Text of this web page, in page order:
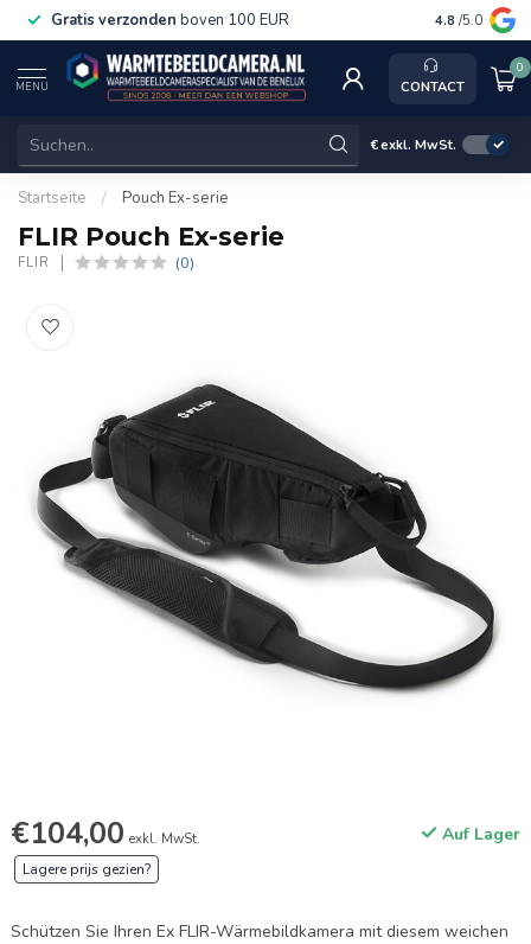
Gratis verzonden boven 100 EUR Service,
4.8 /5.0
MENU CONTACT
0
€exkl. MwSt.
Startseite / Pouch Ex-serie
FLIR Pouch Ex-serie
FLIR (0)
€104,00 exkl. MwSt. Auf Lager
Lagere prijs gezien?
Schützen Sie Ihren Ex FLIR-Wärmebildkamera mit diesem weichen